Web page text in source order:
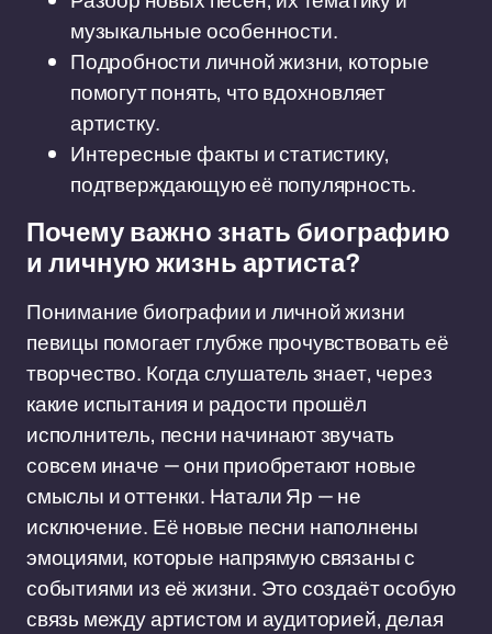
музыкальные особенности.
Подробности личной жизни, которые
помогут понять, что вдохновляет
артистку.
Интересные факты и статистику,
подтверждающую её популярность.
Почему важно знать биографию
и личную жизнь артиста?
Понимание биографии и личной жизни
певицы помогает глубже прочувствовать её
творчество. Когда слушатель знает, через
какие испытания и радости прошёл
исполнитель, песни начинают звучать
совсем иначе — они приобретают новые
смыслы и оттенки. Натали Яр — не
исключение. Её новые песни наполнены
эмоциями, которые напрямую связаны с
событиями из её жизни. Это создаёт особую
связь между артистом и аудиторией, делая